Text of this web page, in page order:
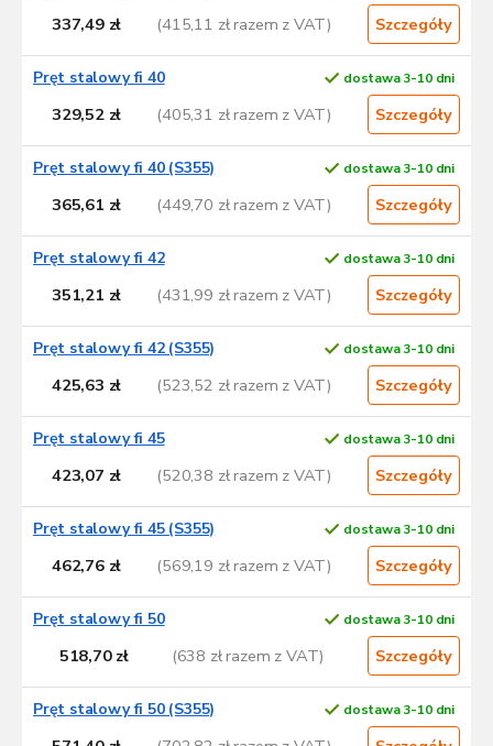
337,49 zł (415,11 zł razem z VAT) Szczegóły
Pręt stalowy fi 40 dostawa 3-10 dni
329,52 zł (405,31 zł razem z VAT) Szczegóły
Pręt stalowy fi 40 (S355) dostawa 3-10 dni
365,61 zł (449,70 zł razem z VAT) Szczegóły
Pręt stalowy fi 42 dostawa 3-10 dni
351,21 zł (431,99 zł razem z VAT) Szczegóły
Pręt stalowy fi 42 (S355) dostawa 3-10 dni
425,63 zł (523,52 zł razem z VAT) Szczegóły
Pręt stalowy fi 45 dostawa 3-10 dni
423,07 zł (520,38 zł razem z VAT) Szczegóły
Pręt stalowy fi 45 (S355) dostawa 3-10 dni
462,76 zł (569,19 zł razem z VAT) Szczegóły
Pręt stalowy fi 50 dostawa 3-10 dni
518,70 zł (638 zł razem z VAT) Szczegóły
Pręt stalowy fi 50 (S355) dostawa 3-10 dni